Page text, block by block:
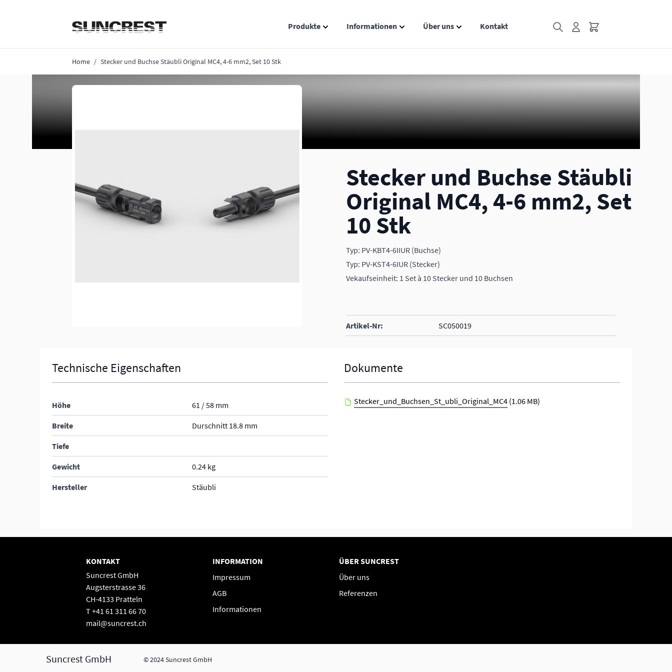
Produkte
Informationen
Über uns
Kontakt
Home / Stecker und Buchse Stäubli Original MC4, 4-6 mm2, Set 10 Stk
Stecker und Buchse Stäubli
Original MC4, 4-6 mm2, Set
10 Stk
Typ: PV-KBT4-6IIUR (Buchse)
Typ: PV-KST4-6IUR (Stecker)
Vekaufseinheit: 1 Set à 10 Stecker und 10 Buchsen
Artikel-Nr: SC050019
Technische Eigenschaften
Höhe 61 / 58 mm
Breite Durschnitt 18.8 mm
Tiefe
Gewicht 0.24 kg
Hersteller Stäubli
Dokumente
Stecker_und_Buchsen_St_ubli_Original_MC4 (1.06 MB)
KONTAKT
Suncrest GmbH
Augsterstrasse 36
CH-4133 Pratteln
T +41 61 311 66 70
mail@suncrest.ch
INFORMATION
Impressum
AGB
Informationen
ÜBER SUNCREST
Über uns
Referenzen
Suncrest GmbH © 2024 Suncrest GmbH